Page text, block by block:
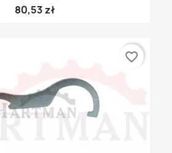
80,53 zł
favorite_border